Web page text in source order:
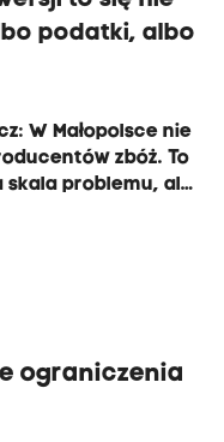
podatki, albo
W Małopolsce nie
zbóż. To
skala problemu, ale
ograniczenia